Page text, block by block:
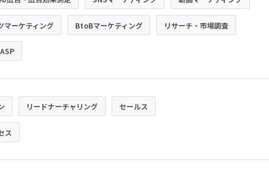
マーケティング BtoBマーケティング リサーチ・市場調査
リードナーチャリング セールス
ス